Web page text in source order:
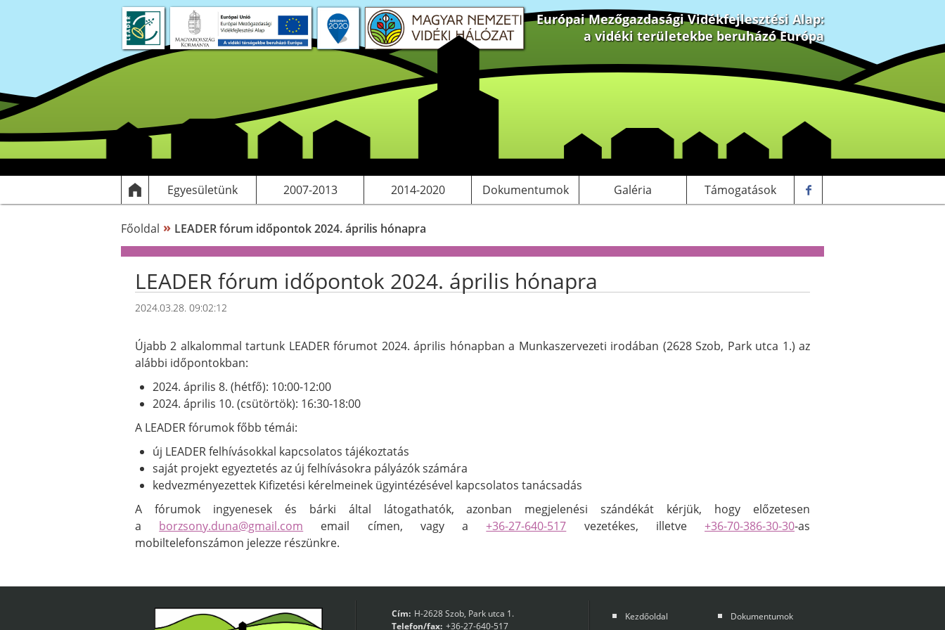
Európai Mezőgazdasági Vidékfejlesztési Alap:
a vidéki területekbe beruházó Európa
Egyesületünk 2007-2013 2014-2020 Dokumentumok Galéria Támogatások
Főoldal » LEADER fórum időpontok 2024. április hónapra
LEADER fórum időpontok 2024. április hónapra
2024.03.28. 09:02:12
Újabb 2 alkalommal tartunk LEADER fórumot 2024. április hónapban a Munkaszervezeti irodában (2628 Szob, Park utca 1.) az
alábbi időpontokban:
2024. április 8. (hétfő): 10:00-12:00
2024. április 10. (csütörtök): 16:30-18:00
A LEADER fórumok főbb témái:
új LEADER felhívásokkal kapcsolatos tájékoztatás
saját projekt egyeztetés az új felhívásokra pályázók számára
kedvezményezettek Kifizetési kérelmeinek ügyintézésével kapcsolatos tanácsadás
A fórumok ingyenesek és bárki által látogathatók, azonban megjelenési szándékát kérjük, hogy előzetesen
a borzsony.duna@gmail.com email címen, vagy a+36-27-640-517 vezetékes, illetve+36-70-386-30-30-as
mobiltelefonszámon jelezze részünkre.
Cím: H-2628 Szob, Park utca 1.
Telefon/fax: +36-27-640-517
Kezdőoldal
Dokumentumok
Rólunk Elérhetőségek Saját pályázatok, kiadványok Működési költségeink
Dokumentumok Támogatott projektek
Egyesülethez csatlakozás HFS tervezés LEADER